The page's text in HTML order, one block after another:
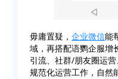
毋庸置疑， 企业微信能
域，再搭配语鹦企服增
引流、社群/朋友圈运
规范化运营工作，自然